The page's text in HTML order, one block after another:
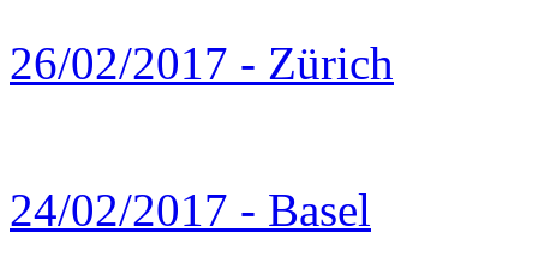
26/02/2017 - Zürich
24/02/2017 - Basel